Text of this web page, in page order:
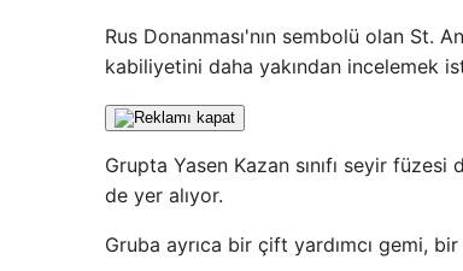
Rus Donanması'nın sembolü olan St.
kabiliyetini daha yakından incelemek
Grupta Yasen Kazan sınıfı seyir
de yer alıyor.
Gruba ayrıca bir çift yardımcı gemi,